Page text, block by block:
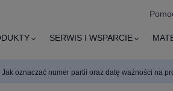
SERWIS I WSPARCIE
Jak oznaczać numer partii oraz datę ważności na